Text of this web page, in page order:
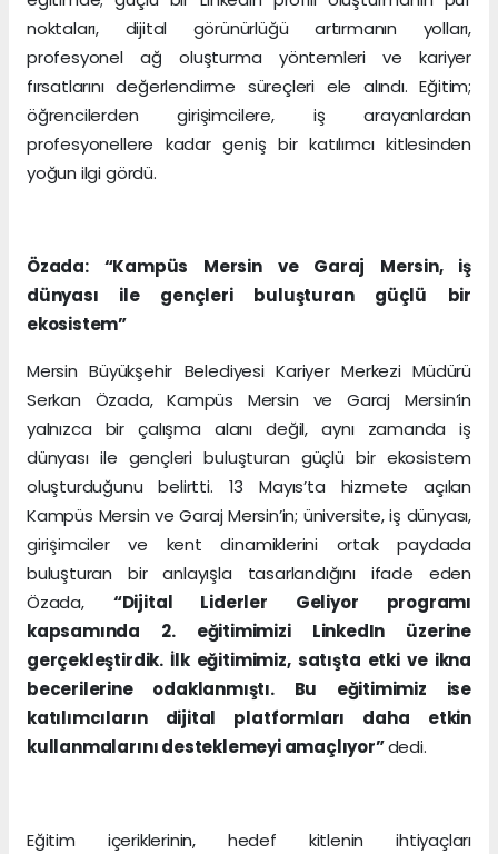
noktaları, dijital görünürlüğü artırmanın yolları,
profesyonel ağ oluşturma yöntemleri ve kariyer
fırsatlarını değerlendirme süreçleri ele alındı. Eğitim;
öğrencilerden girişimcilere, iş arayanlardan
profesyonellere kadar geniş bir katılımcı kitlesinden
yoğun ilgi gördü.
Özada: “Kampüs Mersin ve Garaj Mersin, iş
dünyası ile gençleri buluşturan güçlü bir
ekosistem”
Mersin Büyükşehir Belediyesi Kariyer Merkezi Müdürü
Serkan Özada, Kampüs Mersin ve Garaj Mersin’in
yalnızca bir çalışma alanı değil, aynı zamanda iş
dünyası ile gençleri buluşturan güçlü bir ekosistem
oluşturduğunu belirtti. 13 Mayıs’ta hizmete açılan
Kampüs Mersin ve Garaj Mersin’in; üniversite, iş dünyası,
girişimciler ve kent dinamiklerini ortak paydada
buluşturan bir anlayışla tasarlandığını ifade eden
Özada, “Dijital Liderler Geliyor programı
kapsamında 2. eğitimimizi LinkedIn üzerine
gerçekleştirdik. İlk eğitimimiz, satışta etki ve ikna
becerilerine odaklanmıştı. Bu eğitimimiz ise
katılımcıların dijital platformları daha etkin
kullanmalarını desteklemeyi amaçlıyor”dedi.
Eğitim içeriklerinin, hedef kitlenin ihtiyaçları